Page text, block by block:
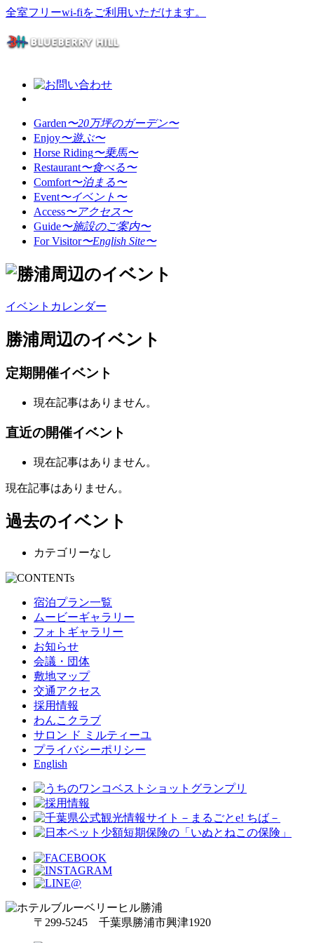
全室フリーwi-fiをご利用いただけます。
Garden〜20万坪のガーデン〜
Enjoy〜遊ぶ〜
Horse Riding〜乗馬〜
Restaurant〜食べる〜
Comfort〜泊まる〜
Event〜イベント〜
Access〜アクセス〜
Guide〜施設のご案内〜
For Visitor〜English Site〜
イベントカレンダー
勝浦周辺のイベント
定期開催イベント
現在記事はありません。
直近の開催イベント
現在記事はありません。
現在記事はありません。
過去のイベント
カテゴリーなし
宿泊プラン一覧
ムービーギャラリー
フォトギャラリー
お知らせ
会議・団体
敷地マップ
交通アクセス
採用情報
わんこクラブ
サロン ド ミルティーユ
プライバシーポリシー
English
〒299-5245 千葉県勝浦市興津1920